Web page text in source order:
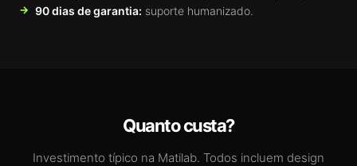
90 dias de garantia: suporte humanizado.
Quanto custa?
Investimento típico na Matilab. Todos incluem design